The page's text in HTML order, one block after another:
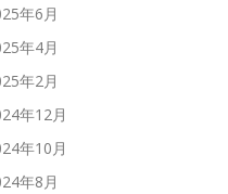
年6月
年4月
年2月
年12月
年10月
年8月